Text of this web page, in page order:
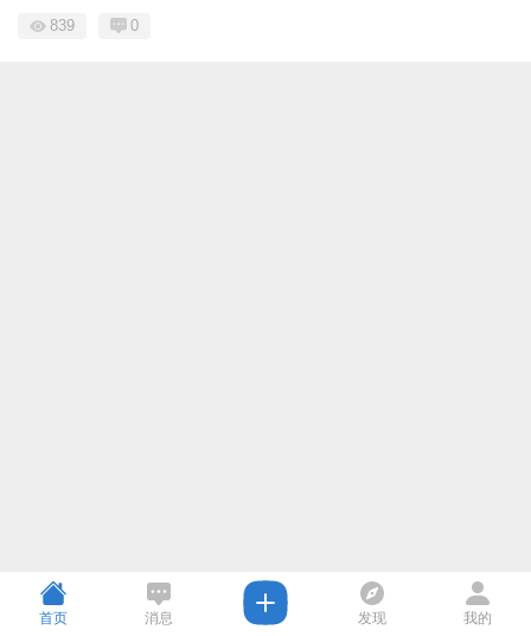
839 0
首页 消息 发现 我的